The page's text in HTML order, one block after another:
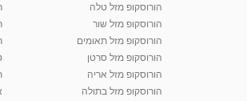
הורוסקופ מזל טלה
הורוסקופ מזל שור
הורוסקופ מזל תאומים
הורוסקופ מזל סרטן
הורוסקופ מזל אריה
הורוסקופ מזל בתולה